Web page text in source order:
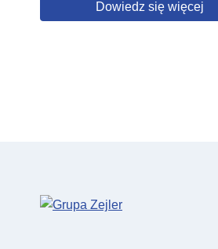
Dowiedz się więcej